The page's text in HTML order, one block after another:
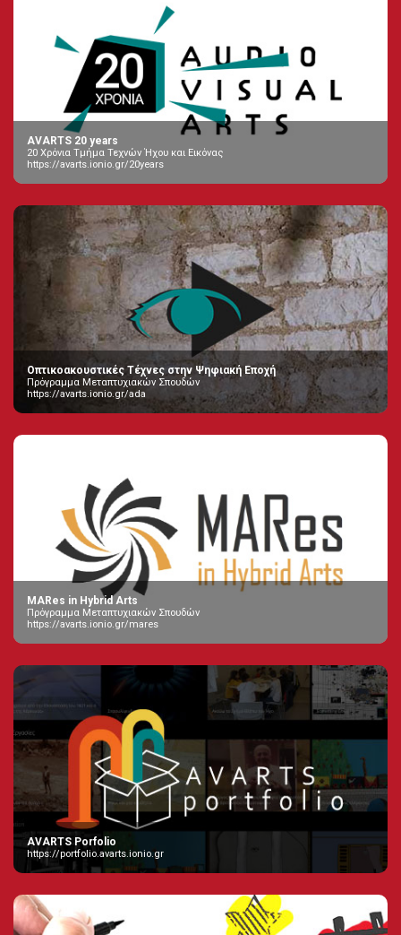
AVARTS 20 years
20 Χρόνια Τμήμα Τεχνών Ήχου και Εικόνας
https://avarts.ionio.gr/20years
Οπτικοακουστικές Τέχνες στην Ψηφιακή Εποχή
Πρόγραμμα Μεταπτυχιακών Σπουδών
https://avarts.ionio.gr/ada
MARes in Hybrid Arts
Πρόγραμμα Μεταπτυχιακών Σπουδών
https://avarts.ionio.gr/mares
AVARTS Porfolio
https://portfolio.avarts.ionio.gr